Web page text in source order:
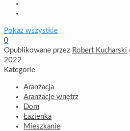
Pokaż wszystkie
0
Opublikowane przez Robert Kucharski
2022
Kategorie
Aranżacja
Aranżacje wnętrz
Dom
Łazienka
Mieszkanie